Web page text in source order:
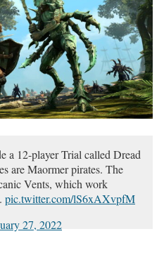
a 12-player Trial called Dread
are Maormer pirates. The
Vents, which work
pic.twitter.com/lS6xAXvpfM
27, 2022